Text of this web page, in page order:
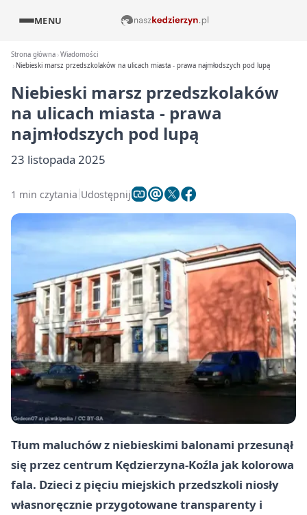
MENU
Strona główna Wiadomości
Niebieski marsz przedszkolaków na ulicach miasta - prawa najmłodszych pod lupą
Niebieski marsz przedszkolaków
na ulicach miasta - prawa
najmłodszych pod lupą
23 listopada 2025
1 min czytania Udostępnij
Tłum maluchów z niebieskimi balonami przesunął
się przez centrum Kędzierzyna-Koźla jak kolorowa
fala. Dzieci z pięciu miejskich przedszkoli niosły
własnoręcznie przygotowane transparenty i